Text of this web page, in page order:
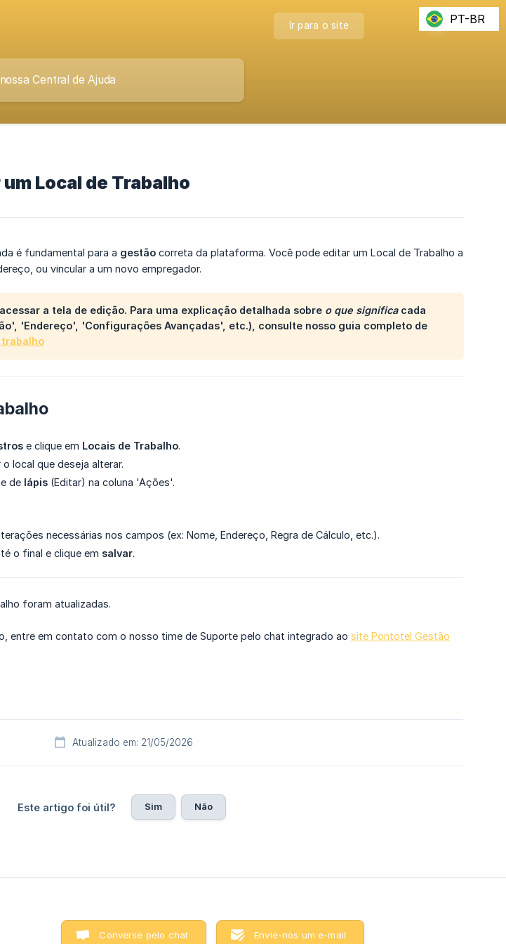
Ir para o site
Local de Trabalho
é fundamental para a gestão correta da plataforma. Você pode editar um Local de Trabalho a
ou vincular a um novo empregador.
a tela de edição. Para uma explicação detalhada sobre o que significacada
'Endereço', 'Configurações Avançadas', etc.), consulte nosso guia completo de
e clique em Locais de Trabalho.
local que deseja alterar.
de lápis (Editar) na coluna 'Ações'.
necessárias nos campos (ex: Nome, Endereço, Regra de Cálculo, etc.).
o final e clique em salvar.
foram atualizadas.
entre em contato com o nosso time de Suporte pelo chat integrado ao site Pontotel Gestão
Atualizado em: 21/05/2026
Este artigo foi útil? Sim Não
Converse pelo chat Envie-nos um e-mail
PT-BR